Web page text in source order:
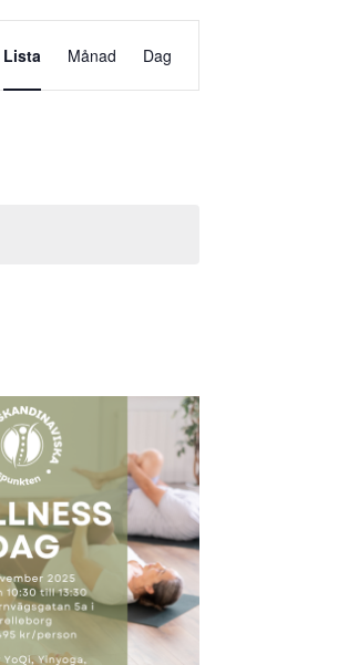
Evenemang
vynavigering
Lista Månad Dag